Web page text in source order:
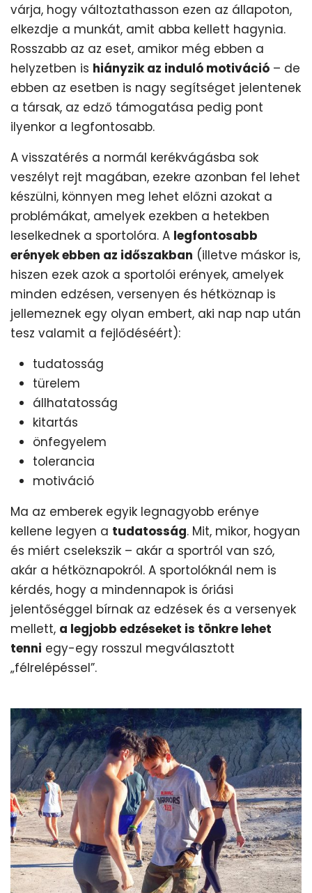
várja, hogy változtathasson ezen az állapoton,
elkezdje a munkát, amit abba kellett hagynia.
Rosszabb az az eset, amikor még ebben a
helyzetben is hiányzik az induló motiváció – de
ebben az esetben is nagy segítséget jelentenek
a társak, az edző támogatása pedig pont
ilyenkor a legfontosabb.
A visszatérés a normál kerékvágásba sok
veszélyt rejt magában, ezekre azonban fel lehet
készülni, könnyen meg lehet előzni azokat a
problémákat, amelyek ezekben a hetekben
leselkednek a sportolóra. A legfontosabb
erények ebben az időszakban (illetve máskor is,
hiszen ezek azok a sportolói erények, amelyek
minden edzésen, versenyen és hétköznap is
jellemeznek egy olyan embert, aki nap nap után
tesz valamit a fejlődéséért):
tudatosság
türelem
állhatatosság
kitartás
önfegyelem
tolerancia
motiváció
Ma az emberek egyik legnagyobb erénye
kellene legyen a tudatosság. Mit, mikor, hogyan
és miért cselekszik – akár a sportról van szó,
akár a hétköznapokról. A sportolóknál nem is
kérdés, hogy a mindennapok is óriási
jelentőséggel bírnak az edzések és a versenyek
mellett, a legjobb edzéseket is tönkre lehet
tenni egy-egy rosszul megválasztott
„félrelépéssel”.